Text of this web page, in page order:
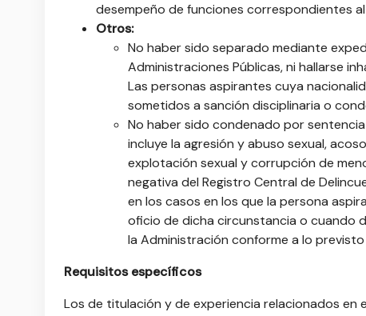
desempeño de funciones correspondientes
Otros:
No haber sido separado mediante
Administraciones Públicas, ni hallarse
Las personas aspirantes cuya
sometidos a sanción disciplinaria o
No haber sido condenado por
incluye la agresión y abuso sexual,
explotación sexual y corrupción de
negativa del Registro Central de
en los casos en los que la persona
oficio de dicha circunstancia o cuando
la Administración conforme a lo
Requisitos específicos
Los de titulación y de experiencia relacionados en